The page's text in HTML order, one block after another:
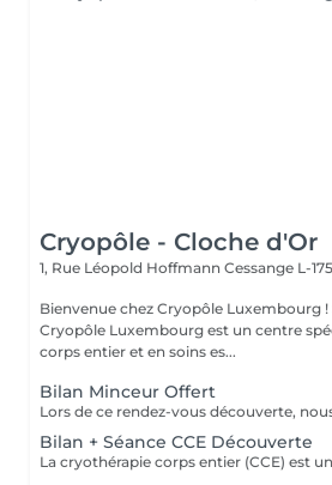
Cryopôle - Cloche d'Or
1, Rue Léopold Hoffmann Cessange L-
Bienvenue chez Cryopôle Luxembourg ! Situé à la Cloche d'Or,
Cryopôle Luxembourg est un centre
corps entier et en soins es...
Bilan Minceur Offert
Bilan + Séance CCE Découverte